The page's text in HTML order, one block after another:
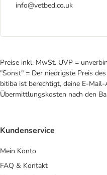
info@vetbed.co.uk
Preise inkl. MwSt. UVP =
"Sonst" = Der niedrigste Preis
bitiba ist berechtigt, deine E-
Übermittlungskosten nach den
Kundenservice
Mein Konto
FAQ & Kontakt